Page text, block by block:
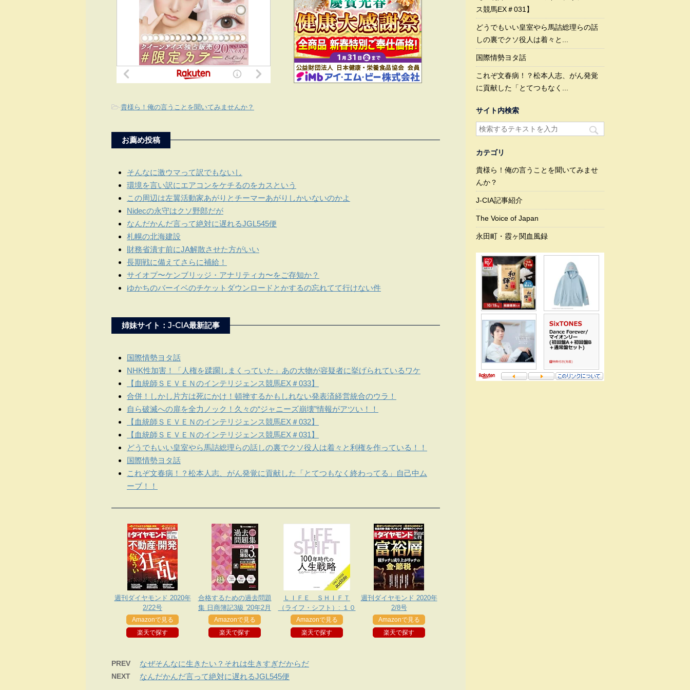
-貴様ら！俺の言うことを聞いてみませんか？
お薦め投稿
そんなに激ウマって訳でもないし
環境を言い訳にエアコンをケチるのをカスという
この周辺は左翼活動家あがりとチーマーあがりしかいないのかよ
Nidecの永守はクソ野郎だが
なんだかんだ言って絶対に遅れるJGL545便
札幌の北海建設
財務省潰す前にJA解散させた方がいい
長期戦に備えてさらに補給！
サイオプ〜ケンブリッジ・アナリティカ〜をご存知か？
ゆかちのバーイベのチケットダウンロードとかするの忘れてて行けない件
姉妹サイト：J-CIA最新記事
国際情勢ヨタ話
NHK性加害！「人権を蹂躙しまくっていた」あの大物が容疑者に挙げられているワケ
【血統師ＳＥＶＥＮのインテリジェンス競馬EX＃033】
合併！しかし片方は死にかけ！頓挫するかもしれない発表済経営統合のウラ！
自ら破滅への扉を全力ノック！久々の“ジャニーズ崩壊”情報がアツい！！
【血統師ＳＥＶＥＮのインテリジェンス競馬EX＃032】
【血統師ＳＥＶＥＮのインテリジェンス競馬EX＃031】
どうでもいい皇室やら馬詰総理らの話しの裏でクソ役人は着々と利権を作っている！！
国際情勢ヨタ話
これぞ文春病！？松本人志、がん発覚に貢献した「とてつもなく終わってる」自己中ム
ーブ！！
週刊ダイヤモンド 2020年
2/22号
Amazonで見る
楽天で探す
合格するための過去問題
集 日商簿記3級 '20年2月
検定対策
Amazonで見る
楽天で探す
ＬＩＦＥ ＳＨＩＦＴ
（ライフ・シフト）: １０
０年時代の人生戦略
Amazonで見る
楽天で探す
週刊ダイヤモンド 2020年
2/8号
Amazonで見る
楽天で探す
PREV なぜそんなに生きたい？それは生きすぎだからだ
NEXT なんだかんだ言って絶対に遅れるJGL545便
ス競馬EX＃031】
どうでもいい皇室やら馬詰総理らの話
しの裏でクソ役人は着々と...
国際情勢ヨタ話
これぞ文春病！？松本人志、がん発覚
に貢献した「とてつもなく...
サイト内検索
カテゴリ
貴様ら！俺の言うことを聞いてみませ
んか？
J-CIA記事紹介
The Voice of Japan
永田町・霞ヶ関血風録